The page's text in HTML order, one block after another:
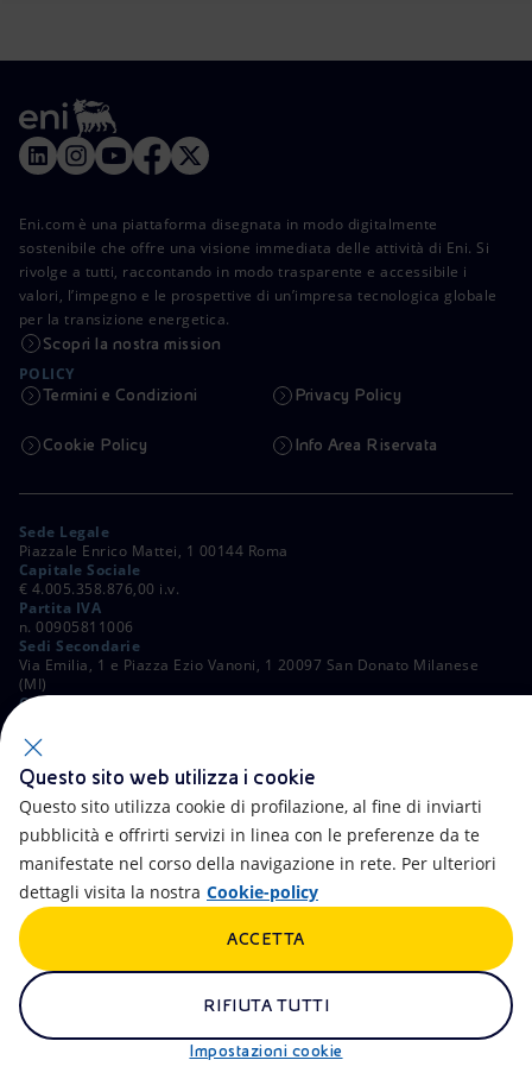
Eni.com è una piattaforma disegnata in modo digitalmente
sostenibile che offre una visione immediata delle attività di Eni. Si
rivolge a tutti, raccontando in modo trasparente e accessibile i
valori, l’impegno e le prospettive di un’impresa tecnologica globale
per la transizione energetica.
Scopri la nostra mission
POLICY
Termini e Condizioni Privacy Policy
Cookie Policy Info Area Riservata
Sede Legale
Piazzale Enrico Mattei, 1 00144 Roma
Capitale Sociale
€ 4.005.358.876,00 i.v.
Partita IVA
n. 00905811006
Sedi Secondarie
Via Emilia, 1 e Piazza Ezio Vanoni, 1 20097 San Donato Milanese
(MI)
C. Fiscale e Registro Imprese di Roma
ALTRI LINK
Accessibilità Calendario
Newsletter Intelligenza artificiale
Truffe e Phishing
Remit Alluvioni
Questo sito web utilizza i cookie
Questo sito utilizza cookie di profilazione, al fine di inviarti
pubblicità e offrirti servizi in linea con le preferenze da te
manifestate nel corso della navigazione in rete. Per ulteriori
dettagli visita la nostra Cookie-policy
Impostazioni cookie
RIFIUTA TUTTI
ACCETTA